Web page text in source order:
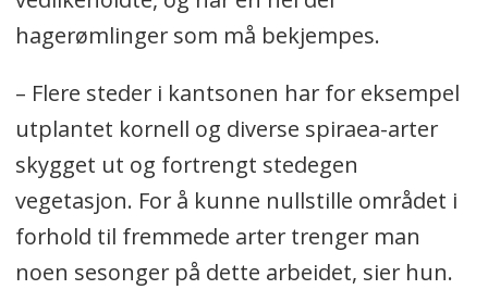
Gamle trær nærmest vannkanten tas
ut for å unngå at rotvelter forårsaker
oppstuving og erosjon.
Hageavfall skal ikke deponeres i
Kolbotnvannet eller dens
nedslagsfelt.
Det tillates etablert bukter i
vannkanten som utvider
hagerømlinger som må bekjempes.
– Flere steder i kantsonen har for eksempel
utplantet kornell og diverse spiraea-arter
skygget ut og fortrengt stedegen
vegetasjon. For å kunne nullstille området i
forhold til fremmede arter trenger man
noen sesonger på dette arbeidet, sier hun.